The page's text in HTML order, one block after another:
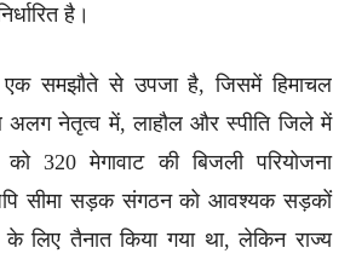
है।
एक समझौते से उपजा है, जिसमें हिमाचल
नेतृत्व में, लाहौल और स्पीति जिले में
320 मेगावाट की बिजली परियोजना
सीमा सड़क संगठन को आवश्यक सड़कों
के लिए तैनात किया गया था, लेकिन राज्य